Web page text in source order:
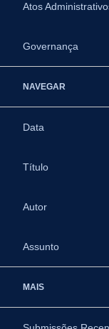
Atos
Governança
NAVEGAR
Data
Título
Autor
Assunto
MAIS